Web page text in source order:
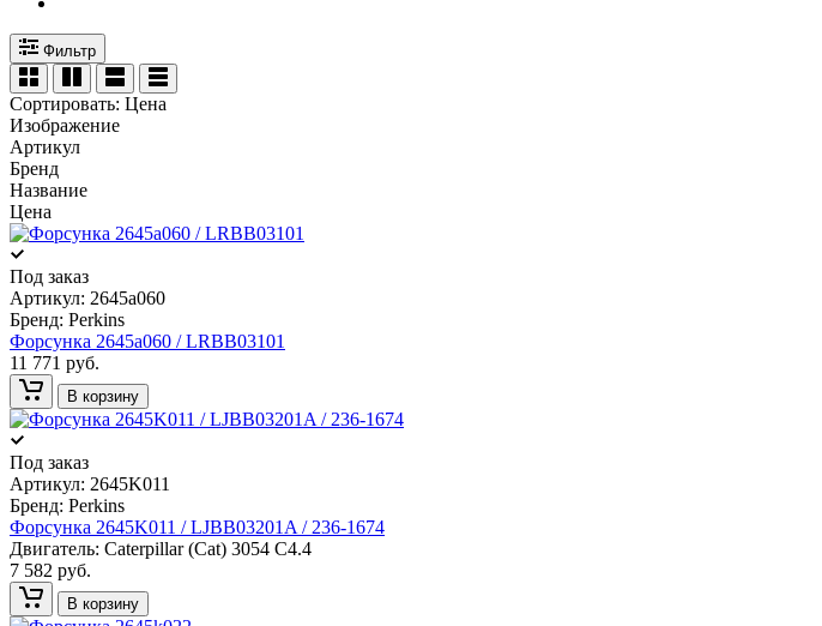
Фильтр
Сортировать: Цена
Изображение
Артикул
Бренд
Название
Цена
Под заказ
Артикул: 2645a060
Бренд: Perkins
Форсунка 2645a060 / LRBB03101
11 771 руб.
В корзину
Под заказ
Артикул: 2645K011
Бренд: Perkins
Форсунка 2645K011 / LJBB03201A / 236-1674
Двигатель: Caterpillar (Cat) 3054 С4.4
7 582 руб.
В корзину